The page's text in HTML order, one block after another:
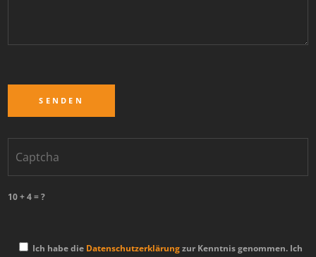
10 + 4 = ?
Ich habe die Datenschutzerklärungzur Kenntnis genommen. Ich